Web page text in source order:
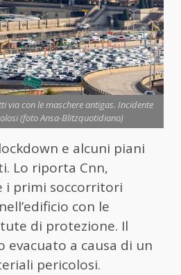
via con le maschere antigas. Incidente
(foto Ansa-Blitzquotidiano)
e alcuni piani
Lo riporta Cnn,
i primi soccorritori
con le
di protezione. Il
evacuato a causa di un
pericolosi.